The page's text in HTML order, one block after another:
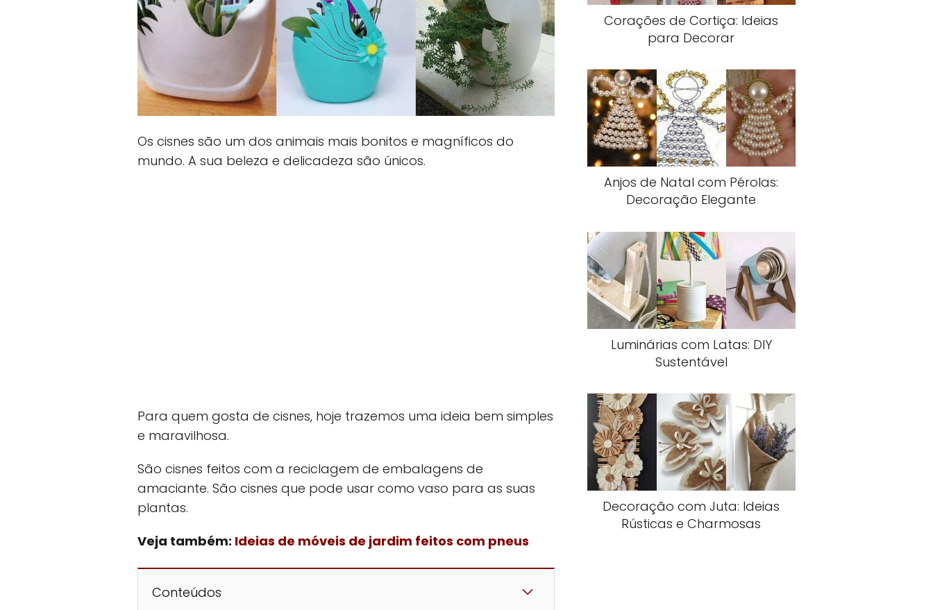
Os cisnes são um dos animais mais bonitos e magníficos do
mundo. A sua beleza e delicadeza são únicos.
Para quem gosta de cisnes, hoje trazemos uma ideia bem simples
e maravilhosa.
São cisnes feitos com a reciclagem de embalagens de
amaciante. São cisnes que pode usar como vaso para as suas
plantas.
Veja também: Ideias de móveis de jardim feitos com pneus
Conteúdos
Corações de Cortiça: Ideias
para Decorar
Anjos de Natal com Pérolas:
Decoração Elegante
Luminárias com Latas: DIY
Sustentável
Decoração com Juta: Ideias
Rústicas e Charmosas